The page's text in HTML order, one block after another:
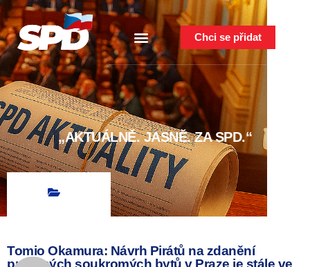
Chci se přidat
„AKTUÁLNĚ. JASNĚ. ZA SPD.“
Tomio Okamura: Návrh Pirátů na zdanění